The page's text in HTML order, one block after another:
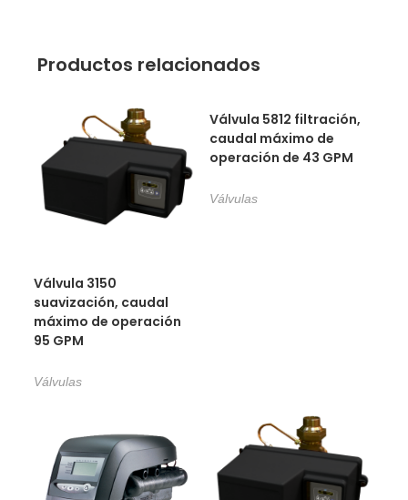
Productos relacionados
Válvula 3150
suavización, caudal
máximo de operación
95 GPM
Válvulas
Válvula 5812 filtración,
caudal máximo de
operación de 43 GPM
Válvulas